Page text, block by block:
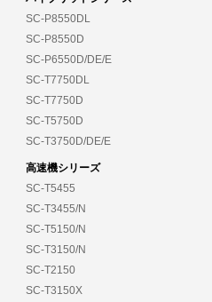
SC-P8550DL
SC-P8550D
SC-P6550D/DE/E
SC-T7750DL
SC-T7750D
SC-T5750D
SC-T3750D/DE/E
高速機シリーズ
SC-T5455
SC-T3455/N
SC-T5150/N
SC-T3150/N
SC-T2150
SC-T3150X